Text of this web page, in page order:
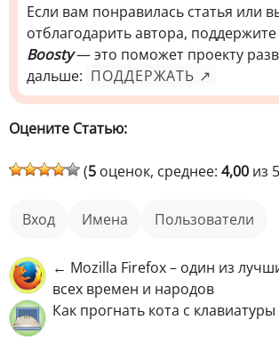
Если вам понравилась статья или
отблагодарить автора, поддержите
Boosty— это поможет проекту
дальше: ПОДДЕРЖАТЬ ↗
Оцените Статью:
(5 оценок, среднее: 4,00 из
вход имена пользователи
← Mozilla Firefox – один из
всех времен и народов
Как прогнать кота с